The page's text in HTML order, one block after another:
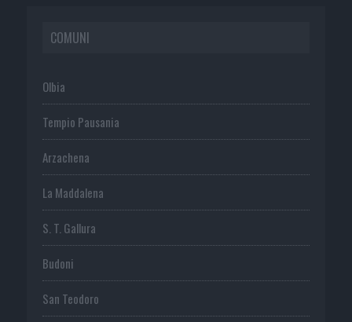
COMUNI
Olbia
Tempio Pausania
Arzachena
La Maddalena
S. T. Gallura
Budoni
San Teodoro